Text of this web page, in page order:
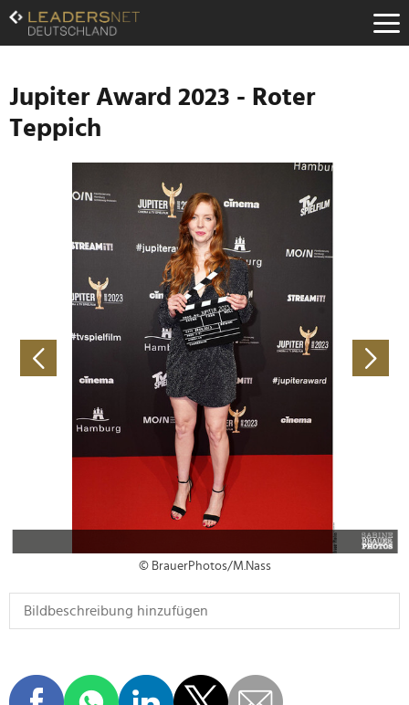
Zum
Inhalt
Zur
Navigation
Zur
Hauptnavigation
Jupiter Award 2023 - Roter
Teppich
© BrauerPhotos/M.Nass